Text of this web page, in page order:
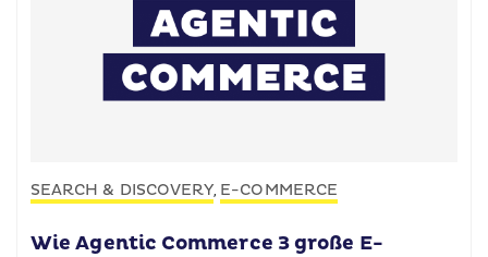
SEARCH & DISCOVERY E-COMMERCE
Wie Agentic Commerce 3 große E-